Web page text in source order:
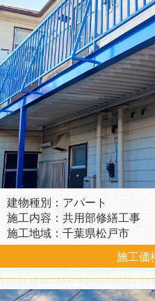
建物種別：アパート
施工内容：共用部修繕工事
施工地域：千葉県松戸市
施工価